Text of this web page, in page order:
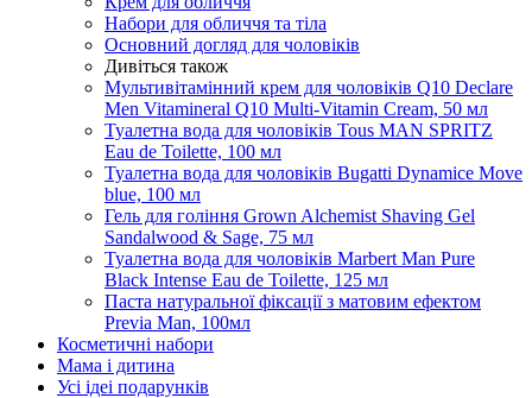
Набори для обличчя та тіла
Основний догляд для чоловіків
Дивіться також
Мультивітамінний крем для чоловіків Q10 Declare
Men Vitamineral Q10 Multi-Vitamin Cream, 50 мл
Туалетна вода для чоловіків Tous MAN SPRITZ
Eau de Toilette, 100 мл
Туалетна вода для чоловіків Bugatti Dynamice Move
blue, 100 мл
Гель для гоління Grown Alchemist Shaving Gel
Sandalwood & Sage, 75 мл
Туалетна вода для чоловіків Marbert Man Pure
Black Intense Eau de Toilette, 125 мл
Паста натуральної фіксації з матовим ефектом
Previa Man, 100мл
Косметичні набори
Мама і дитина
Усi iдеi подарункiв